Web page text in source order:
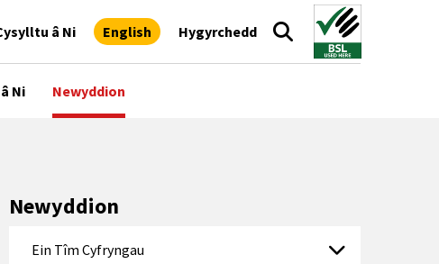
â Ni English Hygyrchedd
Ni Newyddion
Newyddion
Ein Tîm Cyfryngau